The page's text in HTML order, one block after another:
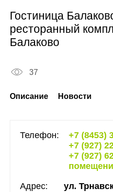
Гостиница
ресторанный
Балаково
37
Описание Новости
Телефон:
+7 (8453)
+7 (927)
+7 (927)
Адрес: ул.